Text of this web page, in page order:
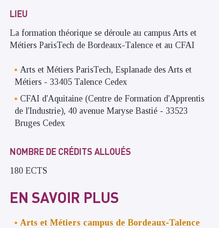
LIEU
La formation théorique se déroule au campus Arts et
Métiers ParisTech de Bordeaux-Talence et au CFAI
Arts et Métiers ParisTech, Esplanade des Arts et
Métiers - 33405 Talence Cedex
CFAI d'Aquitaine (Centre de Formation d'Apprentis
de l'Industrie), 40 avenue Maryse Bastié - 33523
Bruges Cedex
NOMBRE DE CRÉDITS ALLOUÉS
180 ECTS
EN SAVOIR PLUS
Arts et Métiers campus de Bordeaux-Talence